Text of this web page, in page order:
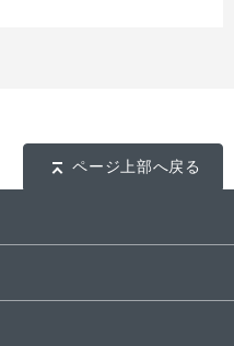
ページ上部へ戻る